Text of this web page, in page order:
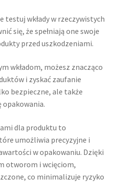
testuj wkłady w rzeczywistych
się, że spełniają one swoje
przed uszkodzeniami.
wkładom, możesz znacząco
i zyskać zaufanie
bezpieczne, ale także
dla produktu to
umożliwia precyzyjne i
w opakowaniu. Dzięki
otworom i wcięciom,
co minimalizuje ryzyko